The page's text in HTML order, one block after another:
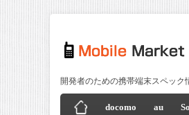
開発者のための携帯端末スペック
docomo au